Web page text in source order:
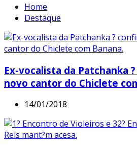
Home
Destaque
Ex-vocalista da Patchanka
novo cantor do Chiclete
14/01/2018